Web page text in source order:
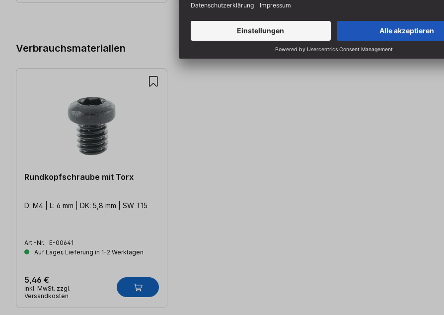
Verbrauchsmaterialien
Rundkopfschraube mit Torx
D: M4 | L: 6 mm | DK: 5,8 mm | SW T15
Art.-Nr.: E-00641
Auf Lager, Lieferung in 1-2 Werktagen
5,46 €
inkl. MwSt. zzgl.
Versandkosten